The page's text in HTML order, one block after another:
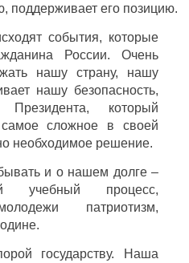
поддерживает его позицию.
события, которые
России. Очень
нашу страну, нашу
нашу безопасность,
который
сложное в своей
необходимое решение.
и о нашем долге –
учебный процесс,
патриотизм,
государству. Наша